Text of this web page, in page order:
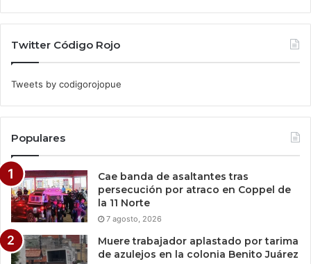
Twitter Código Rojo
Tweets by codigorojopue
Populares
Cae banda de asaltantes tras
persecución por atraco en Coppel de
la 11 Norte
7 agosto, 2026
Muere trabajador aplastado por tarima
de azulejos en la colonia Benito Juárez